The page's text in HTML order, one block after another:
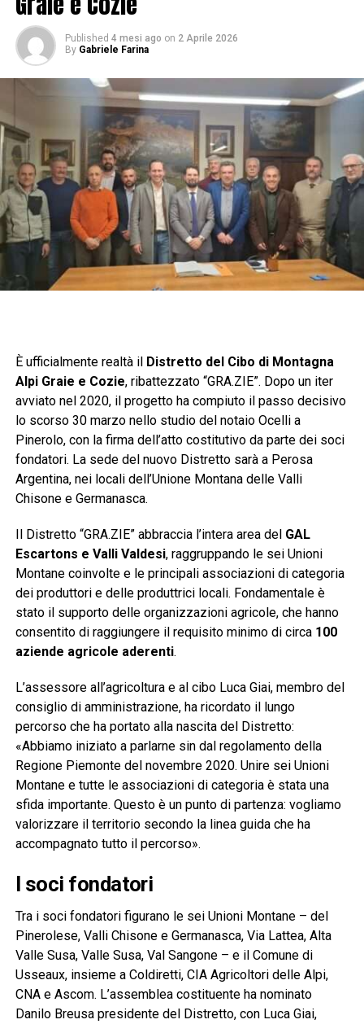
Published 4 mesi ago on 2 Aprile 2026
By Gabriele Farina
È ufficialmente realtà il Distretto del Cibo di Montagna
Alpi Graie e Cozie, ribattezzato “GRA.ZIE”. Dopo un iter
avviato nel 2020, il progetto ha compiuto il passo decisivo
lo scorso 30 marzo nello studio del notaio Ocelli a
Pinerolo, con la firma dell’atto costitutivo da parte dei soci
fondatori. La sede del nuovo Distretto sarà a Perosa
Argentina, nei locali dell’Unione Montana delle Valli
Chisone e Germanasca.
Il Distretto “GRA.ZIE” abbraccia l’intera area del GAL
Escartons e Valli Valdesi, raggruppando le sei Unioni
Montane coinvolte e le principali associazioni di categoria
dei produttori e delle produttrici locali. Fondamentale è
stato il supporto delle organizzazioni agricole, che hanno
consentito di raggiungere il requisito minimo di circa 100
aziende agricole aderenti.
L’assessore all’agricoltura e al cibo Luca Giai, membro del
consiglio di amministrazione, ha ricordato il lungo
percorso che ha portato alla nascita del Distretto:
«Abbiamo iniziato a parlarne sin dal regolamento della
Regione Piemonte del novembre 2020. Unire sei Unioni
Montane e tutte le associazioni di categoria è stata una
sfida importante. Questo è un punto di partenza: vogliamo
valorizzare il territorio secondo la linea guida che ha
accompagnato tutto il percorso».
I soci fondatori
Tra i soci fondatori figurano le sei Unioni Montane – del
Pinerolese, Valli Chisone e Germanasca, Via Lattea, Alta
Valle Susa, Valle Susa, Val Sangone – e il Comune di
Usseaux, insieme a Coldiretti, CIA Agricoltori delle Alpi,
CNA e Ascom. L’assemblea costituente ha nominato
Danilo Breusa presidente del Distretto, con Luca Giai,